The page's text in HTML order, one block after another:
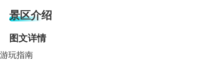
景区介绍
图文详情
游玩指南